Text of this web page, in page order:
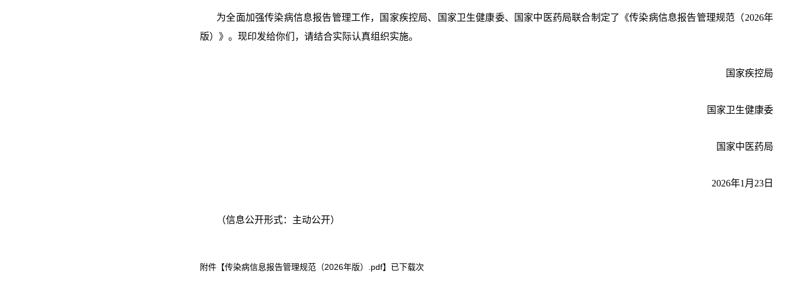
为全面加强传染病信息报告管理工作，国家疾控局、国家卫生健康委、国家中医药局联合制定了《传染病信息报告管理规范（2026年
版）》。现印发给你们，请结合实际认真组织实施。
国家疾控局
国家卫生健康委
国家中医药局
2026年1月23日
（信息公开形式：主动公开）
附件【传染病信息报告管理规范（2026年版）.pdf】已下载次